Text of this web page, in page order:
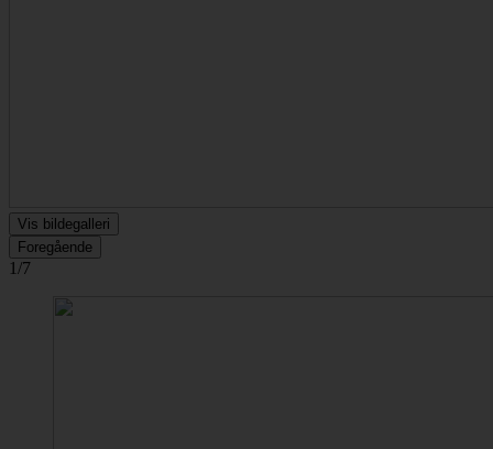
Vis bildegalleri
Foregående
1/7